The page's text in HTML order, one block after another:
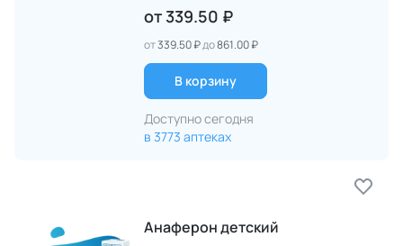
от 339.50 ₽
от339.50 ₽до861.00 ₽
В корзину
Доступно сегодня
в 3773 аптеках
Анаферон детский